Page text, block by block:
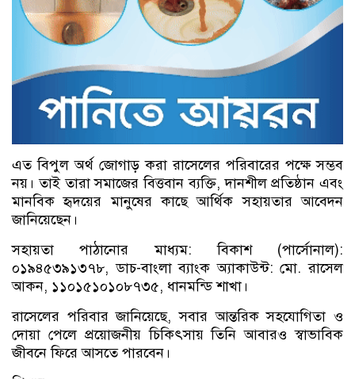
এত বিপুল অর্থ জোগাড় করা রাসেলের পরিবারের পক্ষে সম্ভব
নয়। তাই তারা সমাজের বিত্তবান ব্যক্তি, দানশীল প্রতিষ্ঠান এবং
মানবিক হৃদয়ের মানুষের কাছে আর্থিক সহায়তার আবেদন
জানিয়েছেন।
সহায়তা পাঠানোর মাধ্যম: বিকাশ (পার্সোনাল):
০১৯৪৫৩৯১৩৭৮, ডাচ-বাংলা ব্যাংক অ্যাকাউন্ট: মো. রাসেল
আকন, ১১০১৫১০১০৮৭৩৫, ধানমন্ডি শাখা।
রাসেলের পরিবার জানিয়েছে, সবার আন্তরিক সহযোগিতা ও
দোয়া পেলে প্রয়োজনীয় চিকিৎসায় তিনি আবারও স্বাভাবিক
জীবনে ফিরে আসতে পারবেন।